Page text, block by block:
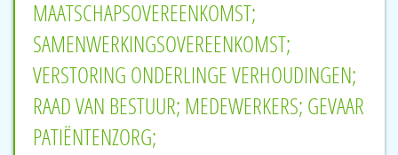
MAATSCHAPSOVEREENKOMST;
SAMENWERKINGSOVEREENKOMST;
VERSTORING ONDERLINGE VERHOUDINGEN;
RAAD VAN BESTUUR; MEDEWERKERS; GEVAAR
PATIËNTENZORG;